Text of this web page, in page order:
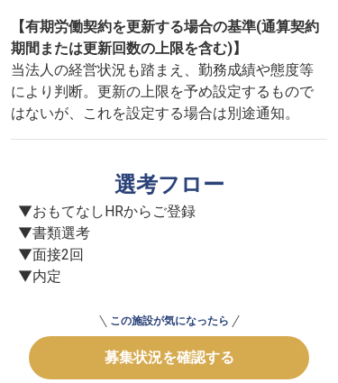
【有期労働契約を更新する場合の基準(通算契約
期間または更新回数の上限を含む)】
当法人の経営状況も踏まえ、勤務成績や態度等
により判断。更新の上限を予め設定するもので
はないが、これを設定する場合は別途通知。
選考フロー
▼おもてなしHRからご登録
▼書類選考
▼面接2回
▼内定
この施設が気になったら
募集状況を確認する